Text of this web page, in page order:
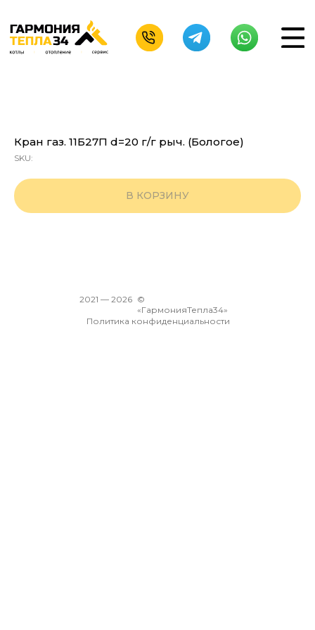
Кран газ. 11Б27П d=20 г/г рыч. (Бологое)
SKU:
В КОРЗИНУ
Политика конфиденциальности
©
«ГармонияТепла34»
2026
2021 —